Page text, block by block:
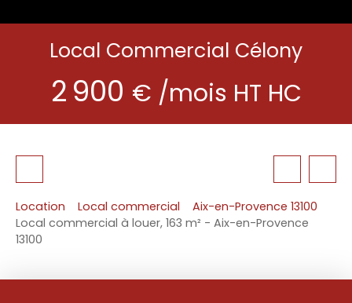
Local Commercial Célony
2 900 € /mois HT HC
Location Local commercial
Aix-en-Provence 13100
Local commercial à louer, 163 m² - Aix-en-Provence
13100